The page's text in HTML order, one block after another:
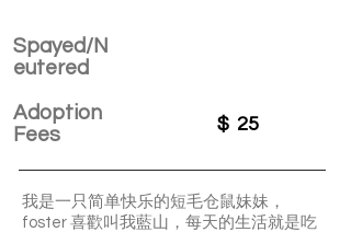
Spayed/N
eutered
Adoption
Fees
$ 25
我是一只简单快乐的短毛仓鼠妹妹，
foster 喜歡叫我藍山，每天的生活就是吃